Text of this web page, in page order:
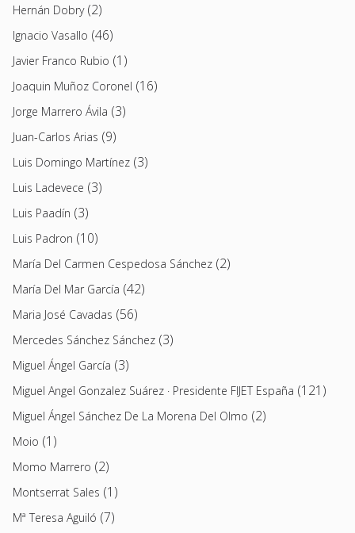
Hernán Dobry(2)
Ignacio Vasallo (46)
Javier Franco Rubio (1)
Joaquin Muñoz Coronel (16)
Jorge Marrero Ávila (3)
Juan-Carlos Arias (9)
Luis Domingo Martínez (3)
Luis Ladevece (3)
Luis Paadín (3)
Luis Padron (10)
María Del Carmen Cespedosa Sánchez (2)
María Del Mar García (42)
Maria José Cavadas (56)
Mercedes Sánchez Sánchez (3)
Miguel Ángel García (3)
Miguel Angel Gonzalez Suárez · Presidente FIJET España (121)
Miguel Ángel Sánchez De La Morena Del Olmo (2)
Moio (1)
Momo Marrero (2)
Montserrat Sales (1)
Mª Teresa Aguiló (7)